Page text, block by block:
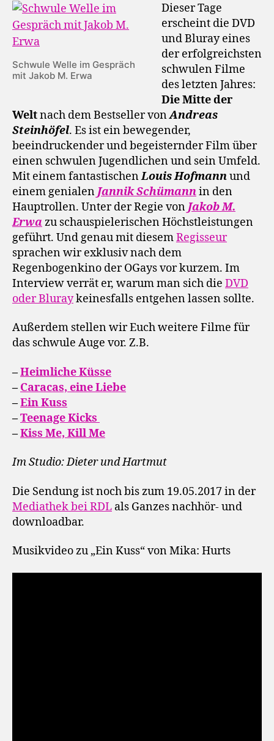
Schwule Welle im Gespräch
mit Jakob M. Erwa
Dieser Tage
erscheint die DVD
und Bluray eines
der erfolgreichsten
schwulen Filme
des letzten Jahres:
Die Mitte der
Weltnach dem Bestseller vonAndreas
Steinhöfel. Es ist ein bewegender,
beeindruckender und begeisternder Film über
einen schwulen Jugendlichen und sein Umfeld.
Mit einem fantastischenLouis Hofmannund
einem genialen Jannik Schümannin den
Hauptrollen. Unter der Regie von Jakob M.
Erwa zu schauspielerischen Höchstleistungen
geführt. Und genau mit diesemRegisseur
sprachen wir exklusiv nach dem
Regenbogenkino der OGays vor kurzem. Im
Interview verrät er, warum man sich die DVD
oder Bluraykeinesfalls entgehen lassen sollte.
Außerdem stellen wir Euch weitere Filme für
das schwule Auge vor. Z.B.
–Heimliche Küsse
– Caracas, eine Liebe
–Ein Kuss
–Teenage Kicks
–Kiss Me, Kill Me
Im Studio: Dieter und Hartmut
Die Sendung ist noch bis zum 19.05.2017 in der
Mediathek bei RDL als Ganzes nachhör- und
downloadbar.
Musikvideo zu „Ein Kuss“ von Mika: Hurts